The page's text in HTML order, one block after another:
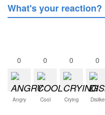
What's your reaction?
0
Angry
0
Cool
0
Crying
0
Dislike